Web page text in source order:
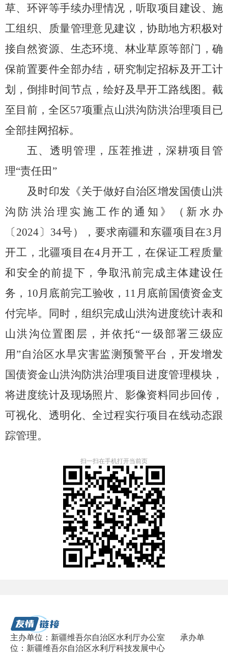
草、环评等手续办理情况，听取项目建设、施
工组织、质量管理意见建议，协助地方积极对
接自然资源、生态环境、林业草原等部门，确
保前置要件全部办结，研究制定招标及开工计
划， 倒排时间节点 ，绘好及早开工路线图 。截
至 目前 ，全区57项重点山洪沟防洪治理项目已
全部挂网招标。
五、透明管理，压茬推进， 深耕项目管
理“责任田 ”
及时印发 《关于做好自治区增发国债山洪
沟防洪治理实施工作的通知》（新水办
〔 2024〕 34号），要求南疆和东疆项目在3 月
开工，北疆项目在4月开工，在保证工程质量
和安全的前提下，争取汛前完成主体建设任
务， 10月底前完工验收， 11 月底前国债资金支
付完毕。同时，组织完成山洪沟进度统计表和
山洪沟位置图层，并依托“一级部署三级应
用 ”自治区水旱灾害监测预警平台，开发增发
国债资金山洪沟防洪治理项目进度管理模块，
将进度统计及现场照片、影像资料同步回传，
可视化、 透明化、全过程实行项目在线动态跟
踪管理。
扫一扫在手机打开当前页
主办单位：新疆维吾尔自治区水利厅办公室
承办单
位：新疆维吾尔自治区水利厅科技发展中心